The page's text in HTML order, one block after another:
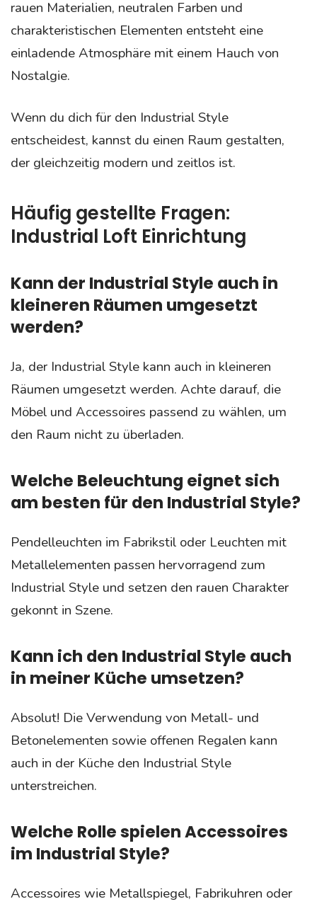
rauen Materialien, neutralen Farben und
charakteristischen Elementen entsteht eine
einladende Atmosphäre mit einem Hauch von
Nostalgie.
Wenn du dich für den Industrial Style
entscheidest, kannst du einen Raum gestalten,
der gleichzeitig modern und zeitlos ist.
Häufig gestellte Fragen:
Industrial Loft Einrichtung
Kann der Industrial Style auch in
kleineren Räumen umgesetzt
werden?
Ja, der Industrial Style kann auch in kleineren
Räumen umgesetzt werden. Achte darauf, die
Möbel und Accessoires passend zu wählen, um
den Raum nicht zu überladen.
Welche Beleuchtung eignet sich
am besten für den Industrial Style?
Pendelleuchten im Fabrikstil oder Leuchten mit
Metallelementen passen hervorragend zum
Industrial Style und setzen den rauen Charakter
gekonnt in Szene.
Kann ich den Industrial Style auch
in meiner Küche umsetzen?
Absolut! Die Verwendung von Metall- und
Betonelementen sowie offenen Regalen kann
auch in der Küche den Industrial Style
unterstreichen.
Welche Rolle spielen Accessoires
im Industrial Style?
Accessoires wie Metallspiegel, Fabrikuhren oder